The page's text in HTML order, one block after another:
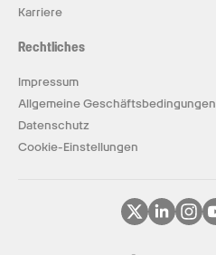
Karriere
Rechtliches
Impressum
Allgemeine Geschäftsbedingungen
Datenschutz
Cookie-Einstellungen